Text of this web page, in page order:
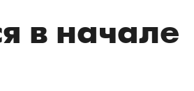
в начале